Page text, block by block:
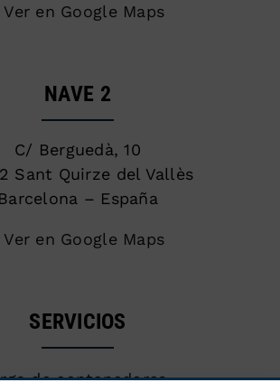
Ver en Google Maps
NAVE 2
C/ Berguedà, 10
Sant Quirze del Vallès
Barcelona – España
Ver en Google Maps
SERVICIOS
de contenedores